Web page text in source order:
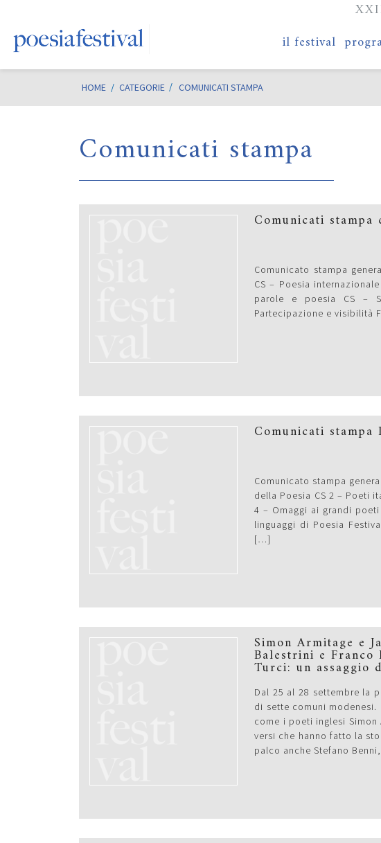
il festival
HOME / CATEGORIE COMUNICATI STAMPA
Comunicati stampa
Comunicati stampa
Comunicato stampa
CS – Poesia
parole e poesia CS –
Partecipazione e visibilità
Comunicati stampa
Comunicato stampa
della Poesia CS 2 – Poeti
4 – Omaggi ai grandi poeti
linguaggi di Poesia
[…]
Simon Armitage e
Balestrini e Franco
Turci: un assaggio
Dal 25 al 28 settembre la
di sette comuni
come i poeti inglesi Simon
versi che hanno fatto la
palco anche Stefano